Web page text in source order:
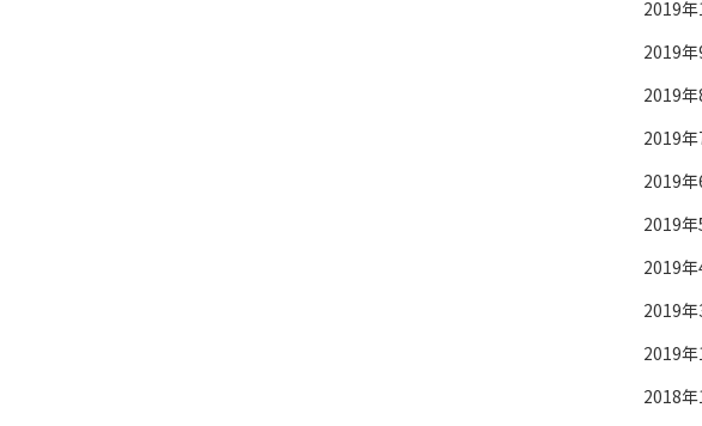
2019
2019
2019
2019
2019
2019
2019
2019
2019
2018